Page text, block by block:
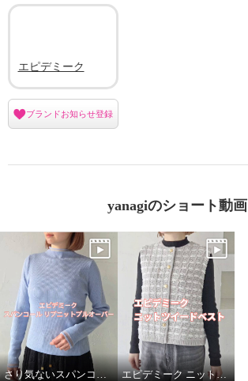
エピデミーク
ブランドお知らせ登録
yanagiのショート動画
さり気ないスパンコールがポイント✨ エピデミーク ニットツイードベスト